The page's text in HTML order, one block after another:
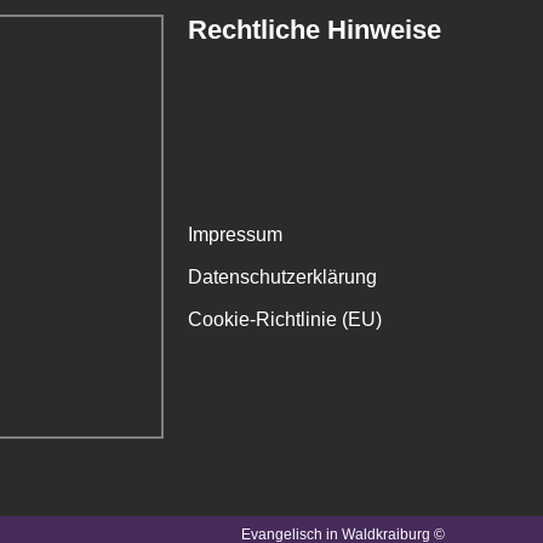
Rechtliche Hinweise
Impressum
Datenschutzerklärung
Cookie-Richtlinie (EU)
Evangelisch in Waldkraiburg ©